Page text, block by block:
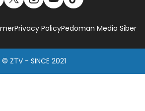
Privacy PolicyPedoman Media Siber
© ZTV - SINCE 2021